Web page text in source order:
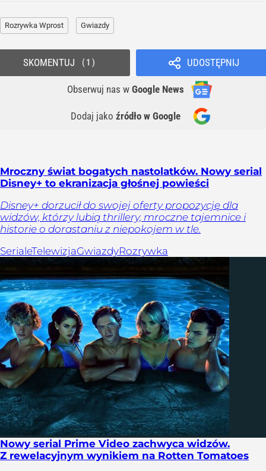
Rozrywka Wprost Gwiazdy
UDOSTĘPNIJ
Obserwuj nas w Google News
Dodaj jako źródło w Google
SKOMENTUJ 1
Mroczny świat bogatych nastolatków. Nowy serial
Disney+ to ekranizacja głośnej powieści
Disney+ dorzucił do swojej oferty propozycję dla
widzów, którzy lubią thrillery, mroczne tajemnice i
historie o dorastaniu z niepokojem w tle.
SerialeTelewizjaGwiazdyRozrywka
Nowy serial Prime Video zachwyca widzów.
Z rewelacyjnym wynikiem na Rotten Tomatoes